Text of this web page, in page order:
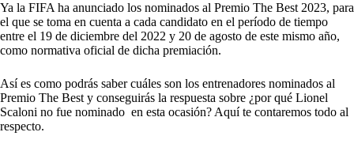
Ya la FIFA ha anunciado los nominados al Premio The Best 2023, para
el que se toma en cuenta a cada candidato en el período de tiempo
entre el 19 de diciembre del 2022 y 20 de agosto de este mismo año,
como normativa oficial de dicha premiación.
Así es como podrás saber cuáles son los entrenadores nominados al
Premio The Best y conseguirás la respuesta sobre ¿por qué Lionel
Scaloni no fue nominado en esta ocasión? Aquí te contaremos todo al
respecto.